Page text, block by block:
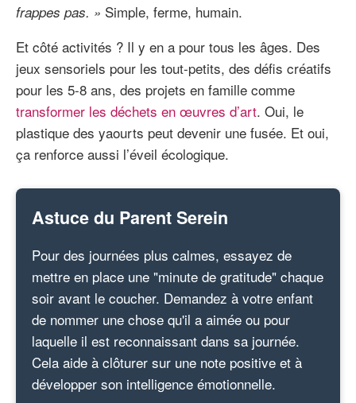
frappes pas. » Simple, ferme, humain.
Et côté activités ? Il y en a pour tous les âges. Des
jeux sensoriels pour les tout-petits, des défis créatifs
pour les 5-8 ans, des projets en famille comme
transformer les déchets en œuvres d’art. Oui, le
plastique des yaourts peut devenir une fusée. Et oui,
ça renforce aussi l’éveil écologique.
Astuce du Parent Serein
Pour des journées plus calmes, essayez de
mettre en place une "minute de gratitude" chaque
soir avant le coucher. Demandez à votre enfant
de nommer une chose qu'il a aimée ou pour
laquelle il est reconnaissant dans sa journée.
Cela aide à clôturer sur une note positive et à
développer son intelligence émotionnelle.